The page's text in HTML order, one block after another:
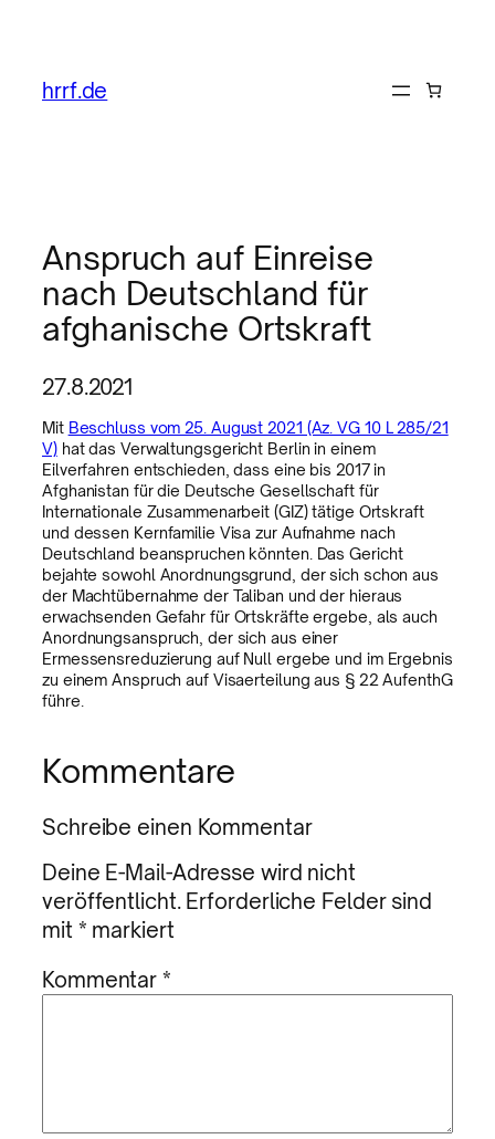
hrrf.de
Anspruch auf Einreise
nach Deutschland für
afghanische Ortskraft
27.8.2021
Mit Beschluss vom 25. August 2021 (Az. VG 10 L 285/21
V)hat das Verwaltungsgericht Berlin in einem
Eilverfahren entschieden, dass eine bis 2017 in
Afghanistan für die Deutsche Gesellschaft für
Internationale Zusammenarbeit (GIZ) tätige Ortskraft
und dessen Kernfamilie Visa zur Aufnahme nach
Deutschland beanspruchen könnten. Das Gericht
bejahte sowohl Anordnungsgrund, der sich schon aus
der Machtübernahme der Taliban und der hieraus
erwachsenden Gefahr für Ortskräfte ergebe, als auch
Anordnungsanspruch, der sich aus einer
Ermessensreduzierung auf Null ergebe und im Ergebnis
zu einem Anspruch auf Visaerteilung aus § 22 AufenthG
führe.
Kommentare
Schreibe einen Kommentar
Deine E-Mail-Adresse wird nicht
veröffentlicht. Erforderliche Felder sind
mit * markiert
Kommentar*